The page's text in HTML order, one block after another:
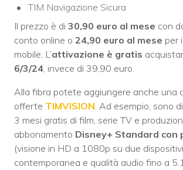
TIM Navigazione Sicura
Il prezzo è di 30,90 euro al mese con
conto online o 24,90 euro al mese per
mobile. L’attivazione è gratis
6/3/24, invece di 39,90 euro.
Alla fibra potete aggiungere anche una
offerte TIMVISION. Ad esempio, sono
3 mesi gratis di film, serie TV e
abbonamento Disney+ Standard con
(visione in HD a 1080p su due
contemporanea e qualità audio fino a